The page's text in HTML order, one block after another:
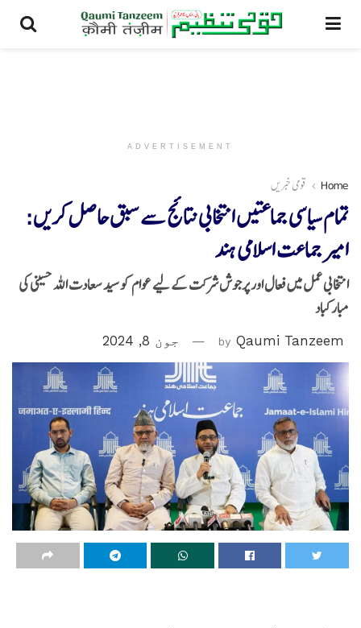
ADVERTISEMENT
Home قومی خبریں
تمام سیاسی جماعتیں انتخابی نتائج سے سبق حاصل کریں:
امیر جماعت اسلامی ہند
انتخابی عمل میں فعال اور پرجوش شرکت کے لیے عوام کو سید سعادت اللہ حسینی کی
مبارکباد
by Qaumi Tanzeem جون 8, 2024